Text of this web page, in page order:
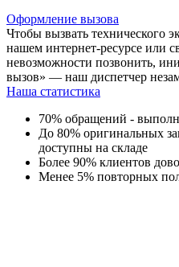
Оформление вызова
Чтобы вызвать технического
нашем интернет-ресурсе или
невозможности позвонить,
вызов» — наш диспетчер
Наша статистика
70% обращений -
До 80% оригинальных
доступны на складе
Более 90% клиентов
Менее 5% повторных